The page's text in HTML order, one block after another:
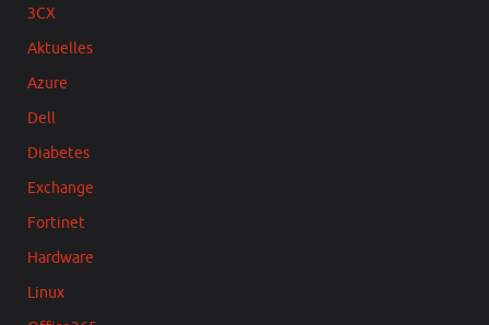
3CX
Aktuelles
Azure
Dell
Diabetes
Exchange
Fortinet
Hardware
Linux